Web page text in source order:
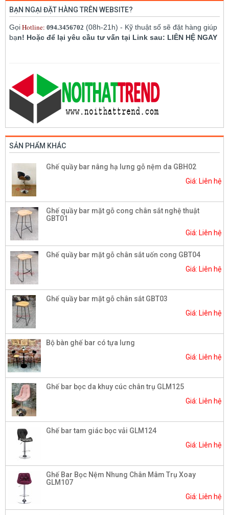
BẠN NGẠI ĐẶT HÀNG TRÊN WEBSITE?
GọiHotline: 094.3456702 (08h-21h) - Kỹ thuật số sẽ đặt hàng giúp
bạn! Hoặc để lại yêu cầu tư vấn tại Link sau: LIÊN HỆ NGAY
SẢN PHẨM KHÁC
Ghế quầy bar nâng hạ lưng gỗ nệm da GBH02
Giá: Liên hệ
Ghế quầy bar mặt gỗ cong chân sắt nghệ thuật
GBT01
Giá: Liên hệ
Ghế quầy bar mặt gỗ chân sắt uốn cong GBT04
Giá: Liên hệ
Ghế quầy bar mặt gỗ chân sắt GBT03
Giá: Liên hệ
Bộ bàn ghế bar có tựa lưng
Giá: Liên hệ
Ghế bar bọc da khuy cúc chân trụ GLM125
Giá: Liên hệ
Ghế bar tam giác bọc vải GLM124
Giá: Liên hệ
Ghế Bar Bọc Nệm Nhung Chân Mâm Trụ Xoay
GLM107
Giá: Liên hệ